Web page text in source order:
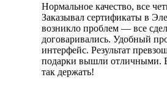
Нормальное качество, все
Заказывал сертификаты в
возникло проблем — все
договаривались. Удобный
интерфейс. Результат
подарки вышли отличными.
так держать!